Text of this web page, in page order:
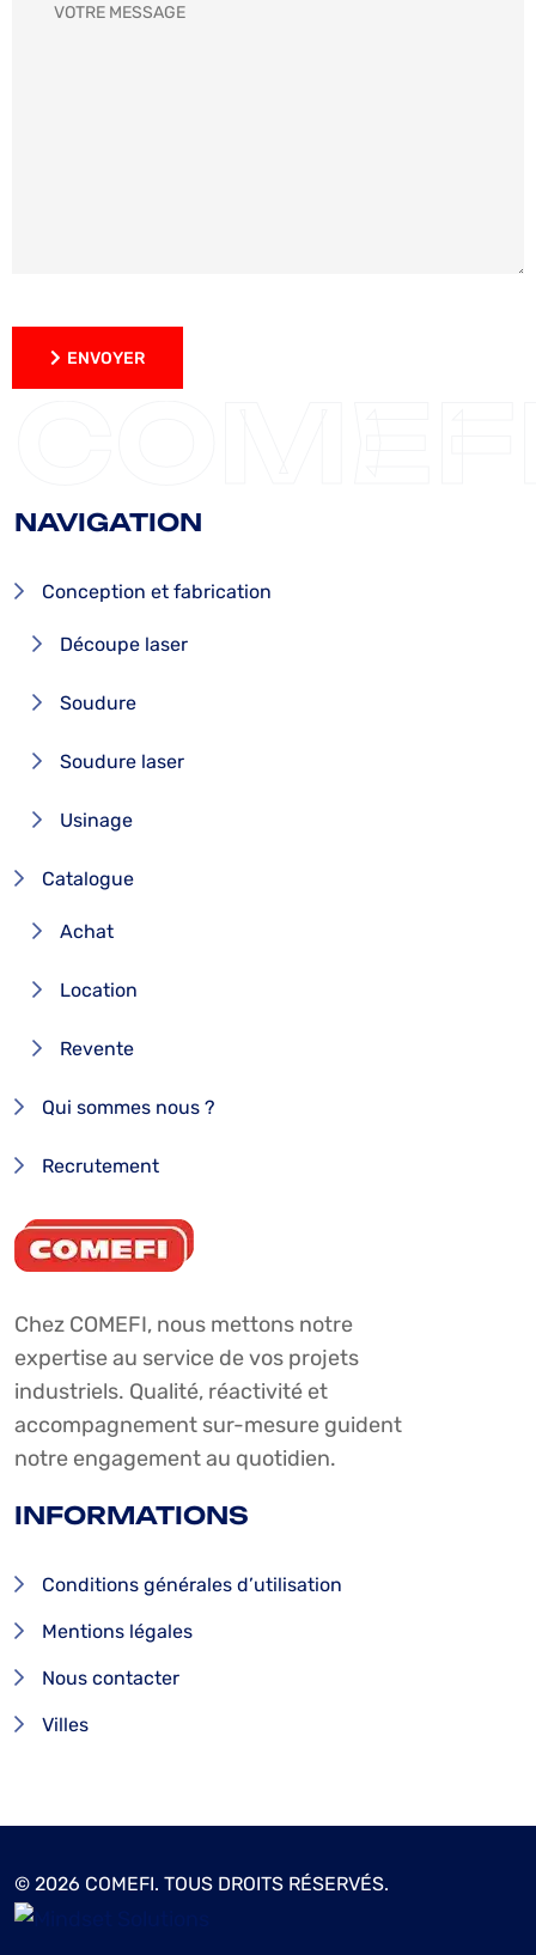
ENVOYER
NAVIGATION
Conception et fabrication
Découpe laser
Soudure
Soudure laser
Usinage
Catalogue
Achat
Location
Revente
Qui sommes nous ?
Recrutement
Chez COMEFI, nous mettons notre
expertise au service de vos projets
industriels. Qualité, réactivité et
accompagnement sur-mesure guident
notre engagement au quotidien.
INFORMATIONS
Conditions générales d’utilisation
Mentions légales
Nous contacter
Villes
© 2026 COMEFI. TOUS DROITS RÉSERVÉS.